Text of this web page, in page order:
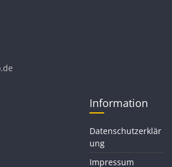
Information
Datenschutzerklär
ung
Impressum